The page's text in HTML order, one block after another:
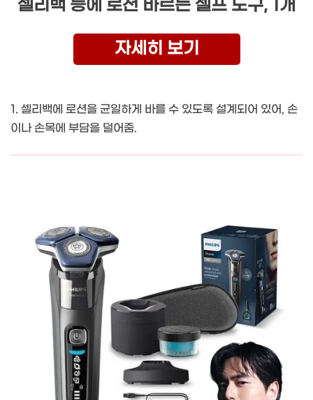
셀리백 등에 로션 바르는 셀프 도구, 1개
자세히 보기
1. 셀리백에 로션을 균일하게 바를 수 있도록 설계되어 있어, 손
이나 손목에 부담을 덜어줌.